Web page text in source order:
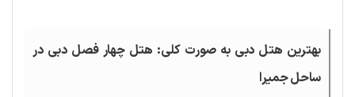
بهترین هتل دبی به صورت کلی: هتل چهار فصل دبی در
ساحل جمیرا